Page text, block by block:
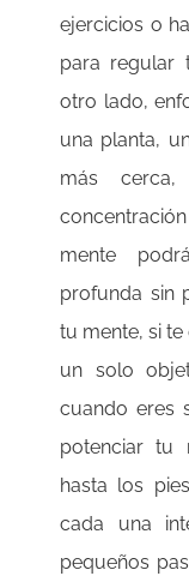
ejercicios o
para regular
otro lado,
una planta,
más
mente
profunda sin
tu mente, si
un solo
cuando eres
potenciar tu
hasta los
cada una
pequeños